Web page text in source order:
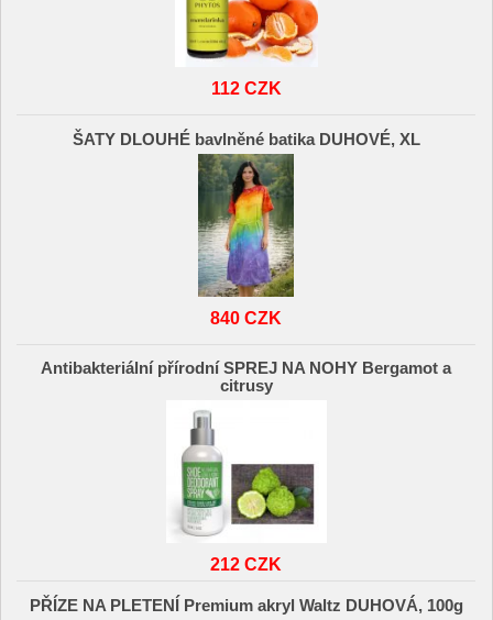
112 CZK
ŠATY DLOUHÉ bavlněné batika DUHOVÉ, XL
840 CZK
Antibakteriální přírodní SPREJ NA NOHY Bergamot a
citrusy
212 CZK
PŘÍZE NA PLETENÍ Premium akryl Waltz DUHOVÁ, 100g